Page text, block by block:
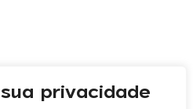
privacidade